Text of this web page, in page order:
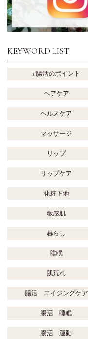
KEYWORD LIST
#腸活のポイント
ヘアケア
ヘルスケア
マッサージ
リップ
リップケア
化粧下地
敏感肌
暮らし
睡眠
肌荒れ
腸活 エイジングケア
腸活 睡眠
腸活 運動